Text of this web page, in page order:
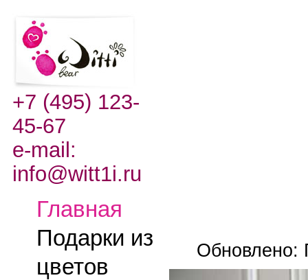
+7 (495) 123-
45-67
e-mail:
info@witt1i.ru
Главная
Подарки из
цветов
Обновлено: